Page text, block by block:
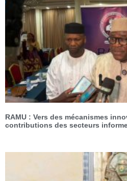
RAMU : Vers des mécanismes
contributions des secteurs